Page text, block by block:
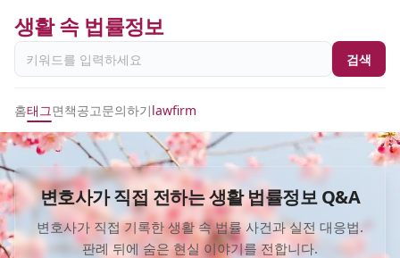
생활 속 법률정보
검색
홈태그면책공고문의하기lawfirm
변호사가 직접 전하는 생활 법률정보 Q&A
변호사가 직접 기록한 생활 속 법률 사건과 실전 대응법.
판례 뒤에 숨은 현실 이야기를 전합니다.